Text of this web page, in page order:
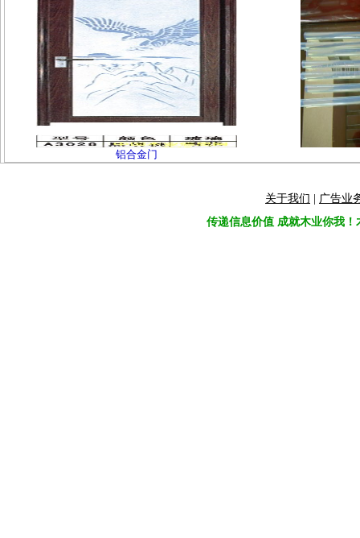
铝合金门
关于我们
广告业
传递信息价值 成就木业你我